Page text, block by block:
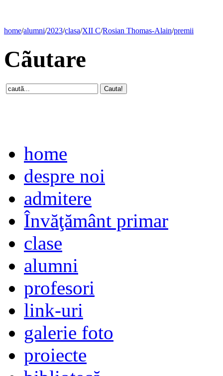
home/alumni/2023/clasa/XII C/Rosian Thomas-Alain/premii
Cãutare
home
despre noi
admitere
Învăţământ primar
clase
alumni
profesori
link-uri
galerie foto
proiecte